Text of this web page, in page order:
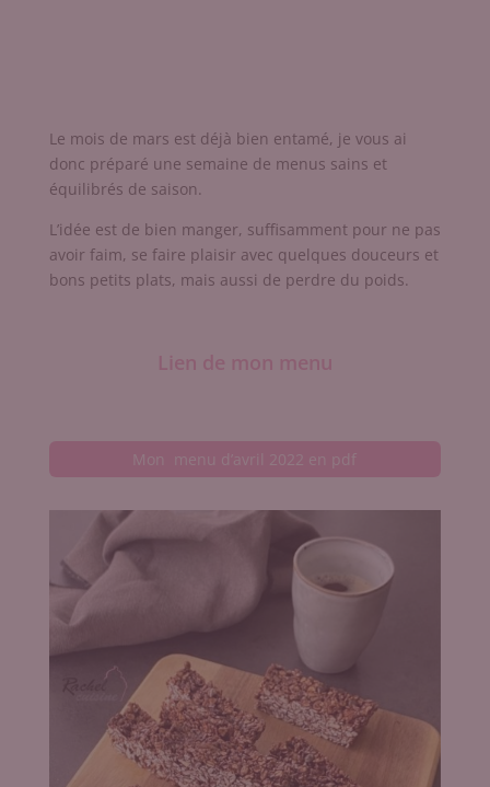
Le mois de mars est déjà bien entamé, je vous ai
donc préparé une semaine de menus sains et
équilibrés de saison.
L’idée est de bien manger, suffisamment pour ne pas
avoir faim, se faire plaisir avec quelques douceurs et
bons petits plats, mais aussi de perdre du poids.
Lien de mon menu
Mon menu d’avril 2022 en pdf